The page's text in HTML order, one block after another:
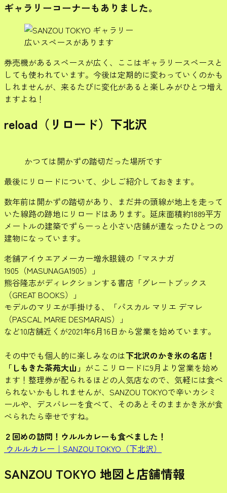
ギャラリーコーナーもありました。
広いスペースがあります
券売機があるスペースが広く、ここはギャラリースペースと
しても使われています。今後は定期的に変わっていくのかも
しれませんが、来るたびに変化があると楽しみがひとつ増え
ますよね！
reload（リロード）下北沢
かつては開かずの踏切だった場所です
最後にリロードについて、少しご紹介しておきます。
数年前は開かずの踏切があり、まだ井の頭線が地上を走って
いた線路の跡地にリロードはあります。延床面積約1889平方
メートルの建築でずらーっと小さい店舗が連なったひとつの
建物になっています。
老舗アイウエアメーカー増永眼鏡の「マスナガ
1905（MASUNAGA1905）」
熊谷隆志がディレクションする書店「グレートブックス
（GREAT BOOKS）」
モデルのマリエが手掛ける、「パスカル マリエ デマレ
（PASCAL MARIE DESMARAIS）」
など10店舗近くが2021年6月16日から営業を始めています。
その中でも個人的に楽しみなのは下北沢のかき氷の名店！
「しもきた茶苑大山」 がここリロードに9月より営業を始め
ます！整理券が配られるほどの人気店なので、気軽には食べ
られないかもしれませんが、SANZOU TOKYOで辛いカシミ
ールや、デスバレーを食べて、そのあとそのままかき氷が食
べられたら幸せですね。
２回めの訪問！ウルルカレーも食べました！
ウルルカレー｜SANZOU TOKYO（下北沢）
SANZOU TOKYO 地図と店舗情報